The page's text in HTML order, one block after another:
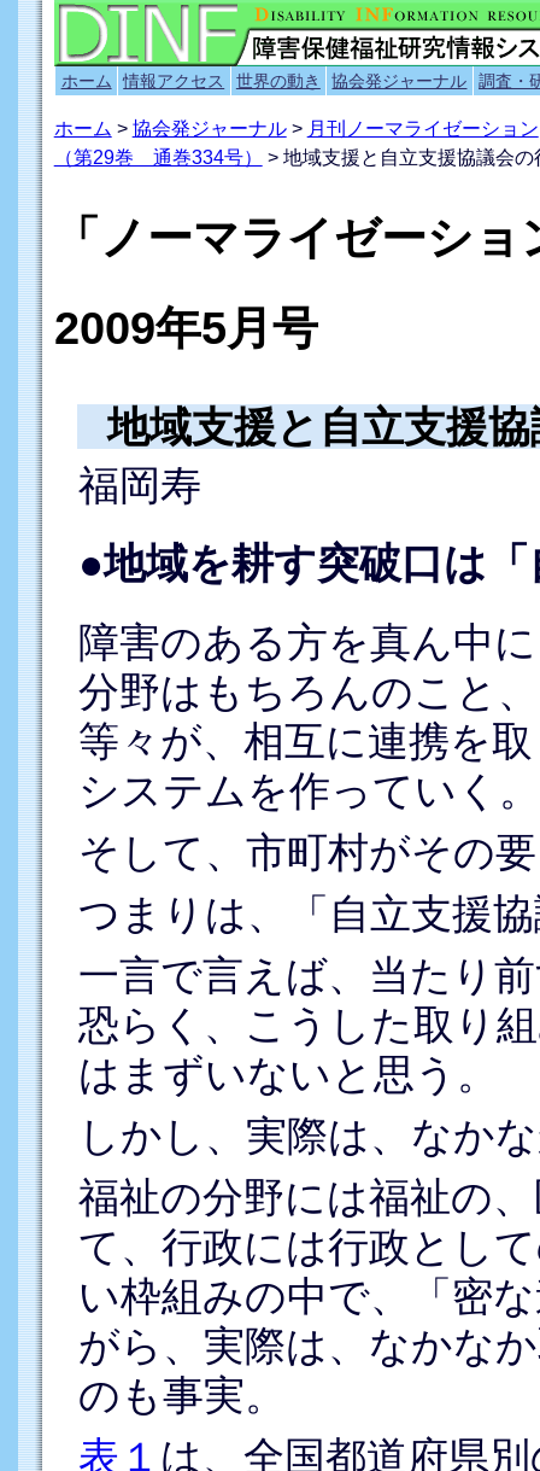
ホーム 情報アクセス 世界の動き 協会発ジャーナル 調査・
ホーム > 協会発ジャーナル> 月刊ノーマライゼーション
（第29巻 通巻334号）
> 地域支援と自立支援協議会の
「ノーマライゼー
2009年5月号
地域支援と自立支援
福岡寿
●地域を耕す突破口は
障害のある方を真ん中
分野はもちろんのこと
等々が、相互に連携を
システムを作っていく。
そして、市町村がその
つまりは、「自立支援
一言で言えば、当たり
恐らく、こうした取り
はまずいないと思う。
しかし、実際は、なか
福祉の分野には福祉の
て、行政には行政とし
い枠組みの中で、「密
がら、実際は、なかな
のも事実。
表１ は、全国都道府県